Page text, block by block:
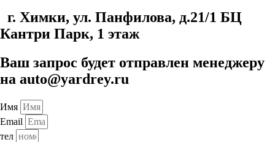
г. Химки, ул. Панфилова, д.21/1 БЦ
Кантри Парк, 1 этаж
Ваш запрос будет отправлен менеджеру
на auto@yardrey.ru
Имя
Email
тел